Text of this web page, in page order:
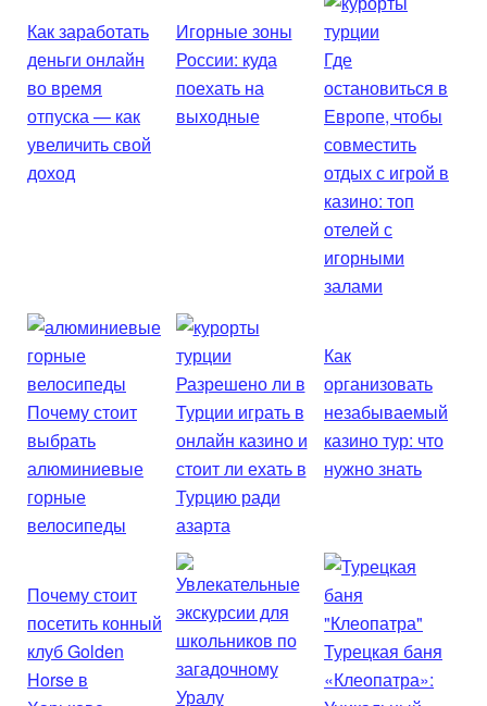
Как заработать
деньги онлайн
во время
отпуска — как
увеличить свой
доход
Игорные зоны
России: куда
поехать на
выходные
Где
остановиться в
Европе, чтобы
совместить
отдых с игрой в
казино: топ
отелей с
игорными
залами
Почему стоит
выбрать
алюминиевые
горные
велосипеды
Разрешено ли в
Турции играть в
онлайн казино и
стоит ли ехать в
Турцию ради
азарта
Как
организовать
незабываемый
казино тур: что
нужно знать
Почему стоит
посетить конный
клуб Golden
Horse в
Турецкая баня
«Клеопатра»: